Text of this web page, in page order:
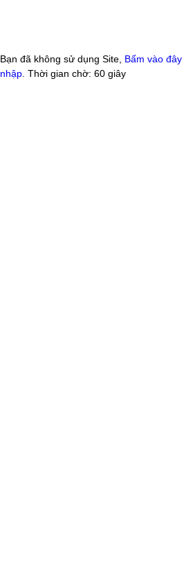
Bạn đã không sử dụng Site, Bấm vào
nhập . Thời gian chờ: 60 giây